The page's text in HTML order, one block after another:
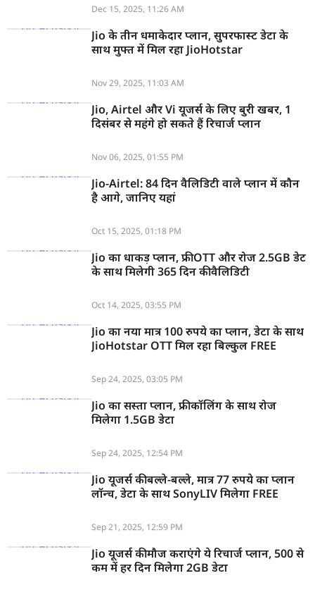
Dec 15, 2025, 11:26 AM
Jio के तीन धमाकेदार प्लान, सुपरफास्ट डेटा के
साथ मुफ्त में मिल रहा JioHotstar
Nov 29, 2025, 11:03 AM
Jio, Airtel और Vi यूजर्स के लिए बुरी खबर, 1
दिसंबर से महंगे हो सकते हैं रिचार्ज प्लान
Nov 06, 2025, 01:55 PM
Jio-Airtel: 84 दिन वैलिडिटी वाले प्लान में कौन
है आगे, जानिए यहां
Oct 15, 2025, 01:18 PM
Jio का धाकड़ प्लान, फ्री OTT और रोज 2.5GB डेट
के साथ मिलेगी 365 दिन की वैलिडिटी
Oct 14, 2025, 03:55 PM
Jio का नया मात्र 100 रुपये का प्लान, डेटा के साथ
JioHotstar OTT मिल रहा बिल्कुल FREE
Sep 24, 2025, 03:05 PM
Jio का सस्ता प्लान, फ्री कॉलिंग के साथ रोज
मिलेगा 1.5GB डेटा
Sep 24, 2025, 12:54 PM
Jio यूजर्स की बल्ले-बल्ले, मात्र 77 रुपये का प्लान
लॉन्च, डेटा के साथ SonyLIV मिलेगा FREE
Sep 21, 2025, 12:59 PM
Jio यूजर्स की मौज कराएंगे ये रिचार्ज प्लान, 500 से
कम में हर दिन मिलेगा 2GB डेटा